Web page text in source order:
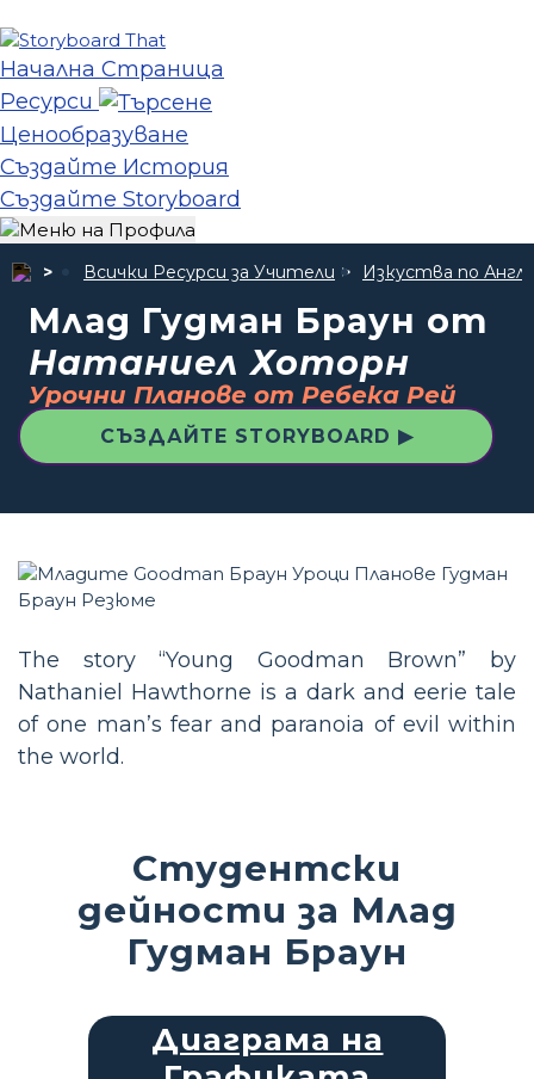
Начална Страница
Ресурси
Ценообразуване
Създайте История
Създайте Storyboard
Всички Ресурси за Учители Изкуства по
Млад Гудман Браун от
Натаниел Хоторн
Урочни Планове от Ребека Рей
СЪЗДАЙТЕ STORYBOARD ▶
The story “Young Goodman Brown” by
Nathaniel Hawthorne is a dark and eerie tale
of one man’s fear and paranoia of evil within
the world.
Студентски
дейности за Млад
Гудман Браун
Диаграма на